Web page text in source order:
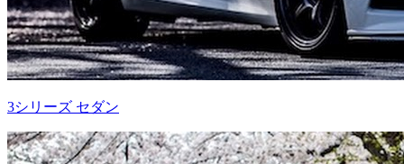
3シリーズ セダン